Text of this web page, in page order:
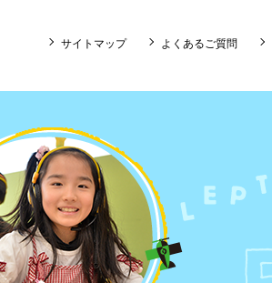
サイトマップ よくあるご質問